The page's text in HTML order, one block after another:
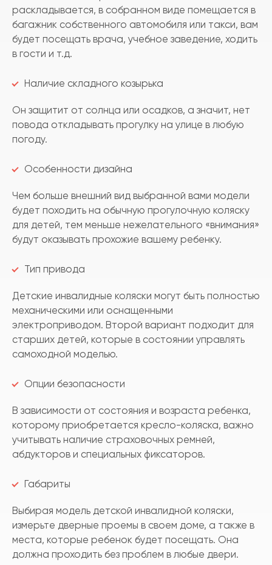
раскладывается, в собранном виде помещается в
багажник собственного автомобиля или такси, вам
будет посещать врача, учебное заведение, ходить
в гости и т.д.
Наличие складного козырька
Он защитит от солнца или осадков, а значит, нет
повода откладывать прогулку на улице в любую
погоду.
Особенности дизайна
Чем больше внешний вид выбранной вами модели
будет походить на обычную прогулочную коляску
для детей, тем меньше нежелательного «внимания»
будут оказывать прохожие вашему ребенку.
Тип привода
Детские инвалидные коляски могут быть полностью
механическими или оснащенными
электроприводом. Второй вариант подходит для
старших детей, которые в состоянии управлять
самоходной моделью.
Опции безопасности
В зависимости от состояния и возраста ребенка,
которому приобретается кресло-коляска, важно
учитывать наличие страховочных ремней,
абдукторов и специальных фиксаторов.
Габариты
Выбирая модель детской инвалидной коляски,
измерьте дверные проемы в своем доме, а также в
места, которые ребенок будет посещать. Она
должна проходить без проблем в любые двери.